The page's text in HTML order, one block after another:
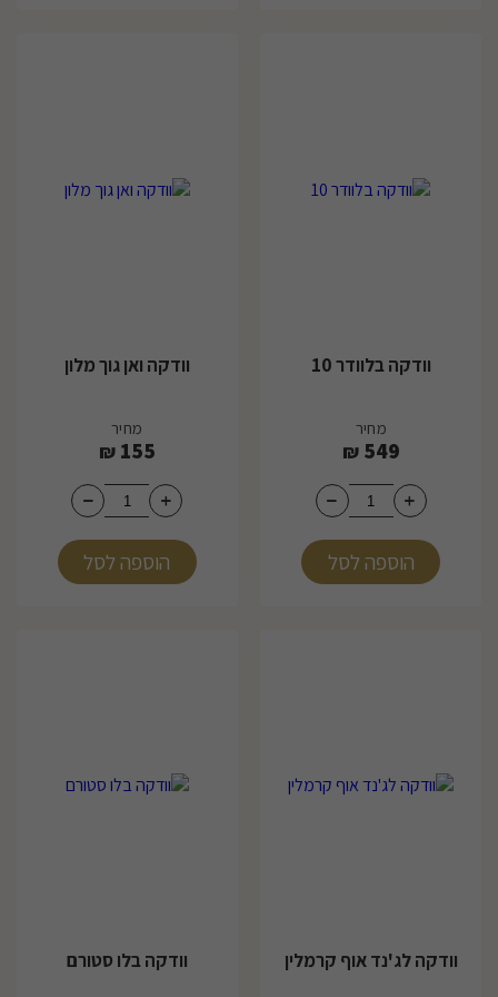
וודקה בלוודר 10
מחיר
549
₪
הוספה לסל
וודקה ואן גוך מלון
מחיר
155
₪
הוספה לסל
וודקה לג'נד אוף קרמלין וודקה בלו סטורם